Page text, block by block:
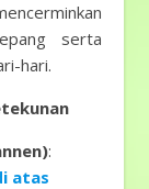
serta
hari.
:
atas